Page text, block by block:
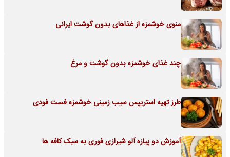
منوی خوشمزه از غذاهای بدون گوشت ایرانی
چند غذای خوشمزه بدون گوشت و مرغ
طرز تهیه استریپس سیب زمینی خوشمزه فست فودی
آموزش دو پیازه آلو شیرازی فوری به سبک کافه ها